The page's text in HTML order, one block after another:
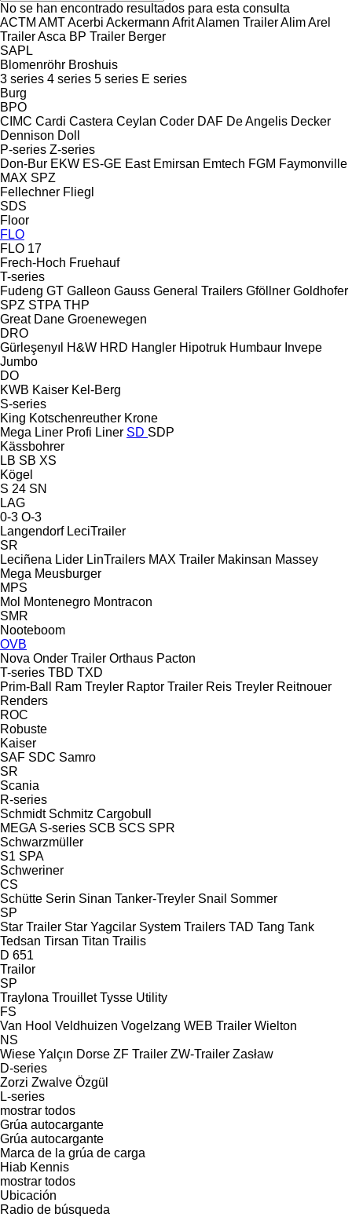
No se han encontrado resultados para esta consulta
ACTM AMTAcerbi Ackermann AfritAlamen TrailerAlimArel
TrailerAsca BP Trailer Berger
SAPL
Blomenröhr Broshuis
3 series 4 series 5 series E series
Burg
BPO
CIMC Cardi Castera Ceylan Coder DAF De Angelis Decker
Dennison Doll
P-series Z-series
Don-Bur EKW ES-GE East Emirsan Emtech FGM Faymonville
MAX SPZ
Fellechner Fliegl
SDS
Floor
FLO
FLO 17
Frech-Hoch Fruehauf
T-series
Fudeng GT Galleon Gauss General Trailers Gföllner Goldhofer
SPZ STPA THP
Great Dane Groenewegen
DRO
Gürleşenyıl
H&W HRD Hangler Hipotruk Humbaur Invepe
Jumbo
DO
KWB Kaiser Kel-Berg
S-series
King Kotschenreuther Krone
Mega Liner Profi Liner SD SDP
Kässbohrer
LB SB XS
Kögel
S 24 SN
LAG
0-3 O-3
Langendorf LeciTrailer
SR
Leciñena Lider LinTrailers MAX Trailer Makinsan Massey
Mega Meusburger
MPS
Mol Montenegro Montracon
SMR
Nooteboom
OVB
Nova Onder Trailer Orthaus Pacton
T-series TBD TXD
Prim-Ball
Ram Treyler Raptor Trailer Reis Treyler Reitnouer
Renders
ROC
Robuste
Kaiser
SAF SDC Samro
SR
Scania
R-series
Schmidt Schmitz Cargobull
MEGA S-series SCB SCS SPR
Schwarzmüller
S1 SPA
Schweriner
CS
Schütte Serin Sinan Tanker-Treyler Snail Sommer
SP
Star Trailer Star Yagcilar System Trailers TAD Tang Tank
Tedsan Tirsan Titan Trailis
D 651
Trailor
SP
Traylona Trouillet Tysse Utility
FS
Van Hool Veldhuizen Vogelzang WEB Trailer Wielton
NS
Wiese Yalçın Dorse ZF Trailer ZW-Trailer Zasław
D-series
Zorzi Zwalve Özgül
L-series
mostrar todos
Grúa autocargante
Grúa autocargante
Marca de la grúa de carga
Hiab Kennis
mostrar todos
Ubicación
Radio de búsqueda